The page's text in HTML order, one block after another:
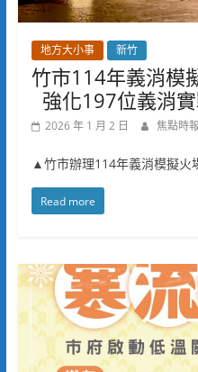
地方大小事 新竹
竹市114年義消模
強化197位義消實
2026 年 1 月 2 日 焦點時
▲竹市辦理114年義消模擬火
Read more